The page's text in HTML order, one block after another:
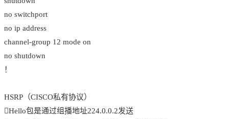
no switchport
no ip address
channel-group 12 mode on
no shutdown
！
HSRP（CISCO私有协议）
Hello包是通过组播地址224.0.0.2发送